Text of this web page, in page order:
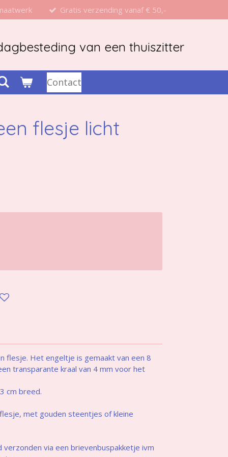
Gratis verzending vanaf € 50,-
van een thuiszitter
Contact
flesje licht
flesje. Het engeltje is gemaakt van een 8
transparante kraal van 4 mm voor het
cm breed.
met gouden steentjes of kleine
via een brievenbuspakketje ivm